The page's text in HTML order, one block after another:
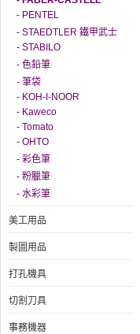
- PENTEL
- STAEDTLER 鐵甲武士
- STABILO
- 色鉛筆
- 筆袋
- KOH-I-NOOR
- Kaweco
- Tomato
- OHTO
- 彩色筆
- 粉臘筆
- 水彩筆
美工用品
製圖用品
打孔機具
切割刀具
事務機器